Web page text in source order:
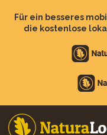
zumFür ein besseres
die kostenlose